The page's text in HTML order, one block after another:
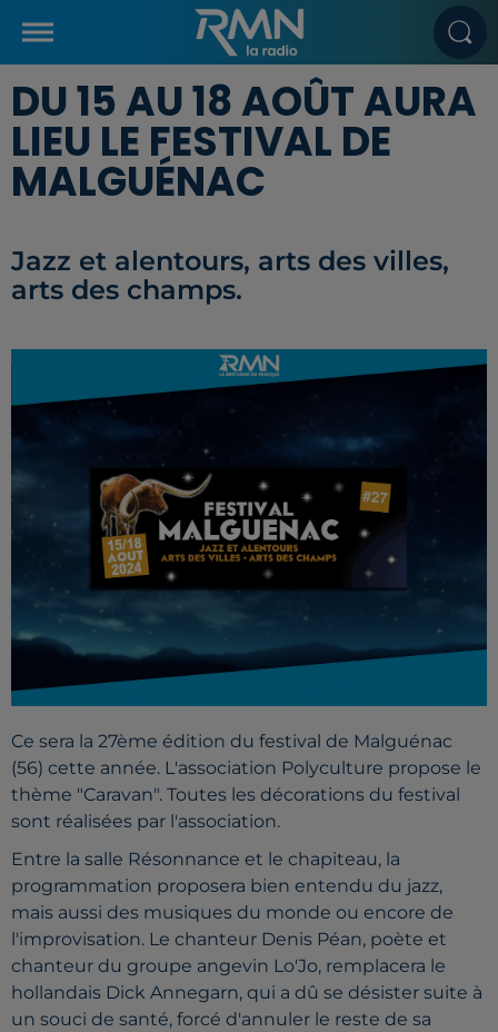
DU 15 AU 18 AOÛT AURA
LIEU LE FESTIVAL DE
MALGUÉNAC
Jazz et alentours, arts des villes,
arts des champs.
Ce sera la 27ème édition du festival de Malguénac
(56) cette année. L'association Polyculture propose le
thème "Caravan". Toutes les décorations du festival
sont réalisées par l'association.
Entre la salle Résonnance et le chapiteau, la
programmation proposera bien entendu du jazz,
mais aussi des musiques du monde ou encore de
l'improvisation. Le chanteur Denis Péan, poète et
chanteur du groupe angevin Lo'Jo, remplacera le
hollandais Dick Annegarn, qui a dû se désister suite à
un souci de santé, forcé d'annuler le reste de sa